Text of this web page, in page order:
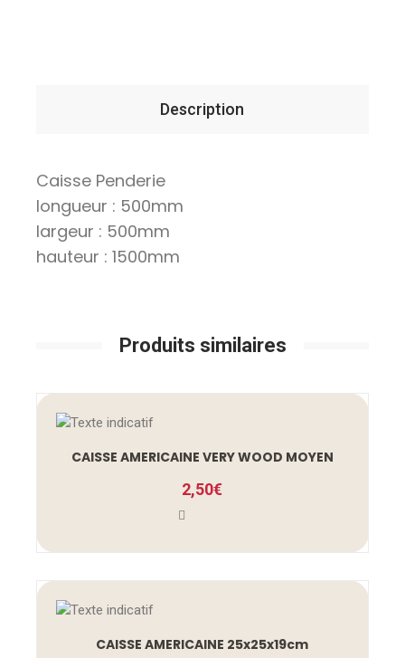
Description
Caisse Penderie
longueur : 500mm
largeur : 500mm
hauteur : 1500mm
Produits similaires
CAISSE AMERICAINE VERY WOOD MOYEN
2,50€
CAISSE AMERICAINE 25x25x19cm